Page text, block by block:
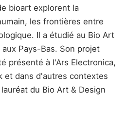
bioart explorent la
les frontières entre
Il a étudié au Bio Art
Pays-Bas. Son projet
présenté à l'Ars Electronica,
et dans d'autres contextes
du Bio Art & Design